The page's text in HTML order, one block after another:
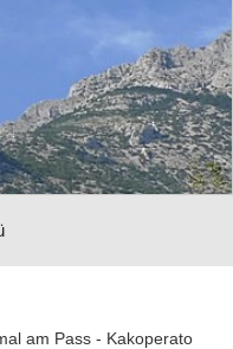
am Pass - Kakoperato